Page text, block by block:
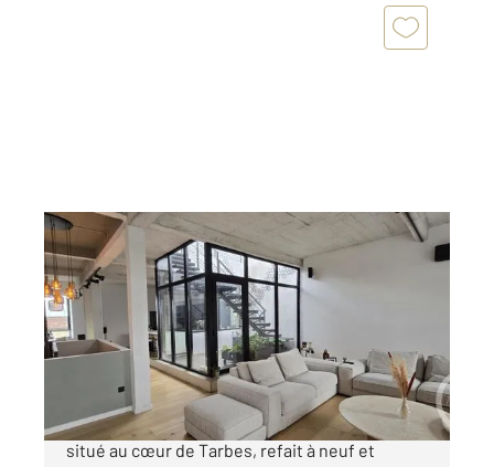
TARBES 65
210 m2, 5 pièces
Ref : 3405
Appartement Loft à vendre
420 000 €
Découvrez cet appartement exceptionnel
situé au cœur de Tarbes, refait à neuf et